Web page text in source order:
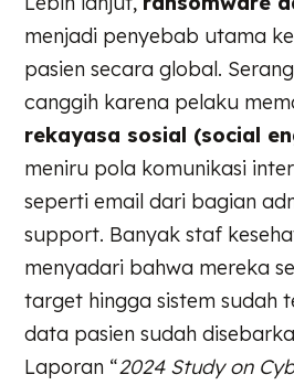
menjadi penyebab utama
pasien secara global.
canggih karena pelaku
rekayasa sosial (social
meniru pola komunikasi
seperti email dari bagian
support. Banyak staf
menyadari bahwa mereka
target hingga sistem sudah
data pasien sudah
Laporan “2024 Study on